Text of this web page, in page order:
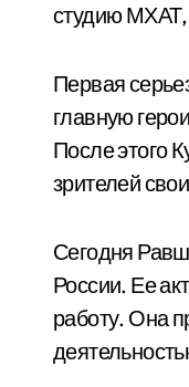
студию МХАТ,
Первая
главную
После этого
зрителей
Сегодня
России. Ее
работу. Она